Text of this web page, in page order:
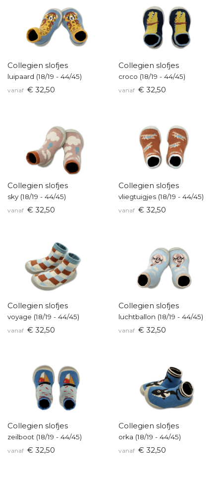
Collegien slofjes
luipaard (18/19 - 44/45)
vanaf € 32,50
Collegien slofjes
croco (18/19 - 44/45)
vanaf € 32,50
Collegien slofjes
sky (18/19 - 44/45)
vanaf € 32,50
Collegien slofjes
vliegtuigjes (18/19 - 44/45)
vanaf € 32,50
Collegien slofjes
voyage (18/19 - 44/45)
vanaf € 32,50
Collegien slofjes
luchtballon (18/19 - 44/45)
vanaf € 32,50
Collegien slofjes
zeilboot (18/19 - 44/45)
vanaf € 32,50
Collegien slofjes
orka (18/19 - 44/45)
vanaf € 32,50